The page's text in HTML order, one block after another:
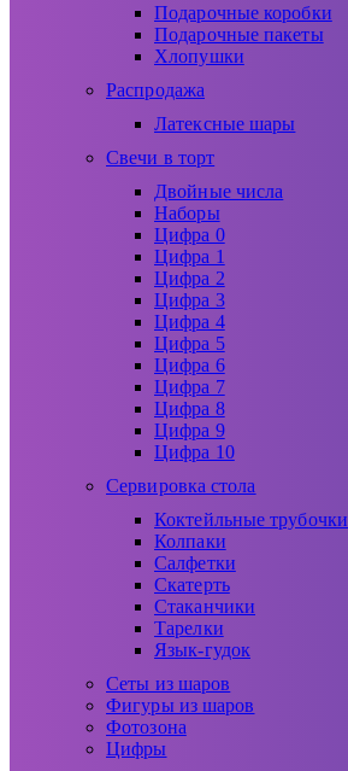
Подарочные коробки
Подарочные пакеты
Хлопушки
Распродажа
Латексные шары
Свечи в торт
Двойные числа
Наборы
Цифра 0
Цифра 1
Цифра 2
Цифра 3
Цифра 4
Цифра 5
Цифра 6
Цифра 7
Цифра 8
Цифра 9
Цифра 10
Сервировка стола
Коктейльные трубочки
Колпаки
Салфетки
Скатерть
Стаканчики
Тарелки
Язык-гудок
Сеты из шаров
Фигуры из шаров
Фотозона
Цифры